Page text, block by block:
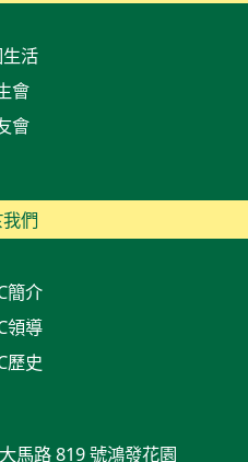
活
會
會
們
簡介
領導
歷史
馬路 819 號鴻發花園